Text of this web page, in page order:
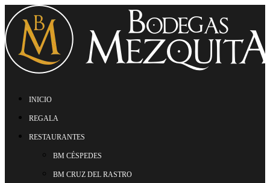
INICIO
REGALA
RESTAURANTES
BM CÉSPEDES
BM CRUZ DEL RASTRO